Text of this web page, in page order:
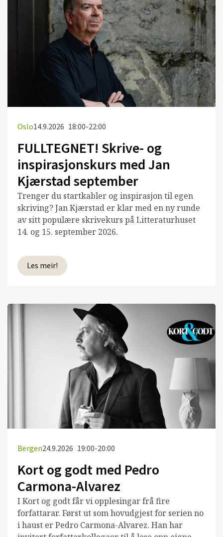
Oslo14.9.2026 18:00-22:00
FULLTEGNET! Skrive- og
inspirasjonskurs med Jan
Kjærstad september
Trenger du startkabler og inspirasjon til egen
skriving? Jan Kjærstad er klar med en ny runde
av sitt populære skrivekurs på Litteraturhuset
14. og 15. september 2026.
Les meir!
Bergen24.9.2026 19:00-20:00
Kort og godt med Pedro
Carmona-Alvarez
I Kort og godt får vi opplesingar frå fire
forfattarar. Først ut som hovudgjest for serien no
i haust er Pedro Carmona-Alvarez. Han har